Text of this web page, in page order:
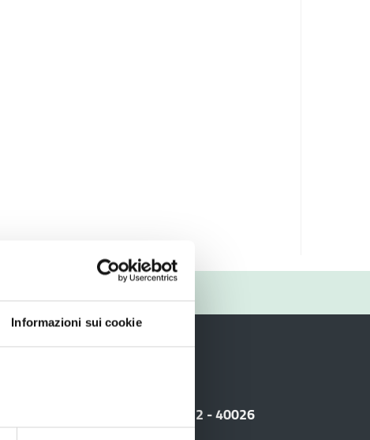
Informazioni sui cookie
- Sede legale: Viale Amendola, 2 - 40026